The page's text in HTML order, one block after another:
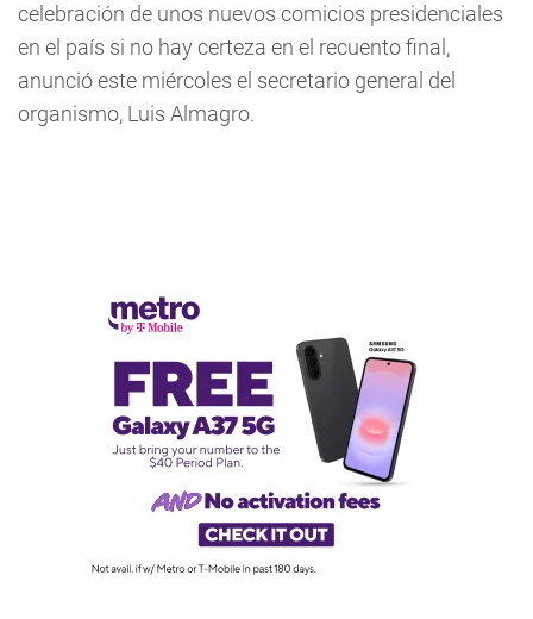
celebración de unos nuevos comicios presidenciales
en el país si no hay certeza en el recuento final,
anunció este miércoles el secretario general del
organismo, Luis Almagro.